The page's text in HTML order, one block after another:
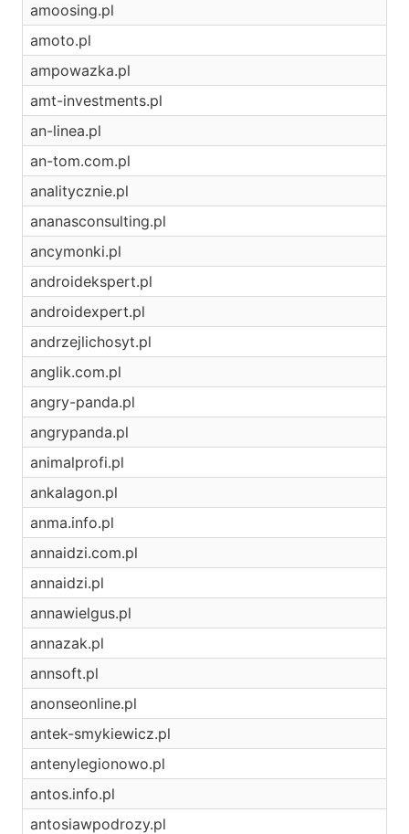
amoosing.pl
amoto.pl
ampowazka.pl
amt-investments.pl
an-linea.pl
an-tom.com.pl
analitycznie.pl
ananasconsulting.pl
ancymonki.pl
androidekspert.pl
androidexpert.pl
andrzejlichosyt.pl
anglik.com.pl
angry-panda.pl
angrypanda.pl
animalprofi.pl
ankalagon.pl
anma.info.pl
annaidzi.com.pl
annaidzi.pl
annawielgus.pl
annazak.pl
annsoft.pl
anonseonline.pl
antek-smykiewicz.pl
antenylegionowo.pl
antos.info.pl
antosiawpodrozy.pl